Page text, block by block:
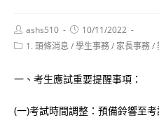
Post
author:
ashs510
Post
published:
10/11/2022
Post1. 頭條消息 /學生事務/ 家長事務/
一、考生應試重要提醒事項：
(一)考試時間調整：預備鈴響至